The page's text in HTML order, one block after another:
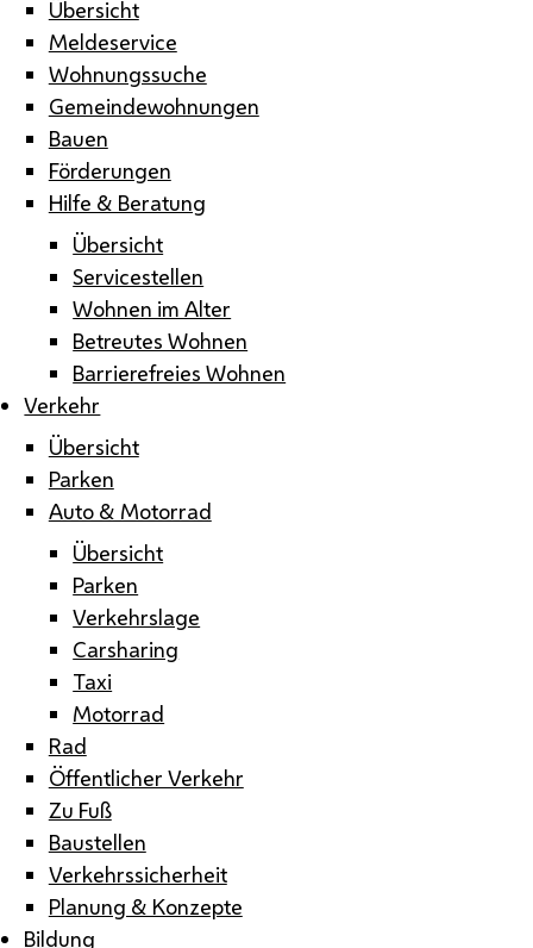
Übersicht
Meldeservice
Wohnungssuche
Gemeindewohnungen
Bauen
Förderungen
Hilfe & Beratung
Übersicht
Servicestellen
Wohnen im Alter
Betreutes Wohnen
Barrierefreies Wohnen
Verkehr
Übersicht
Parken
Auto & Motorrad
Übersicht
Parken
Verkehrslage
Carsharing
Taxi
Motorrad
Rad
Öffentlicher Verkehr
Zu Fuß
Baustellen
Verkehrssicherheit
Planung & Konzepte
Bildung